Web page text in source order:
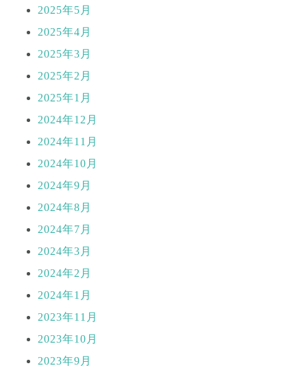
2025年5月
2025年4月
2025年3月
2025年2月
2025年1月
2024年12月
2024年11月
2024年10月
2024年9月
2024年8月
2024年7月
2024年3月
2024年2月
2024年1月
2023年11月
2023年10月
2023年9月